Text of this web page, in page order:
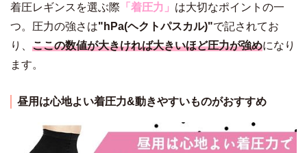
着圧レギンスを選ぶ際 「着圧力」 は大切なポイントの一
つ。圧力の強さは"hPa(ヘクトパスカル)"で記されてお
り、 ここの数値が大きければ大きいほど圧力が強めになり
ます。
昼用は心地よい着圧力&動きやすいものがおすすめ